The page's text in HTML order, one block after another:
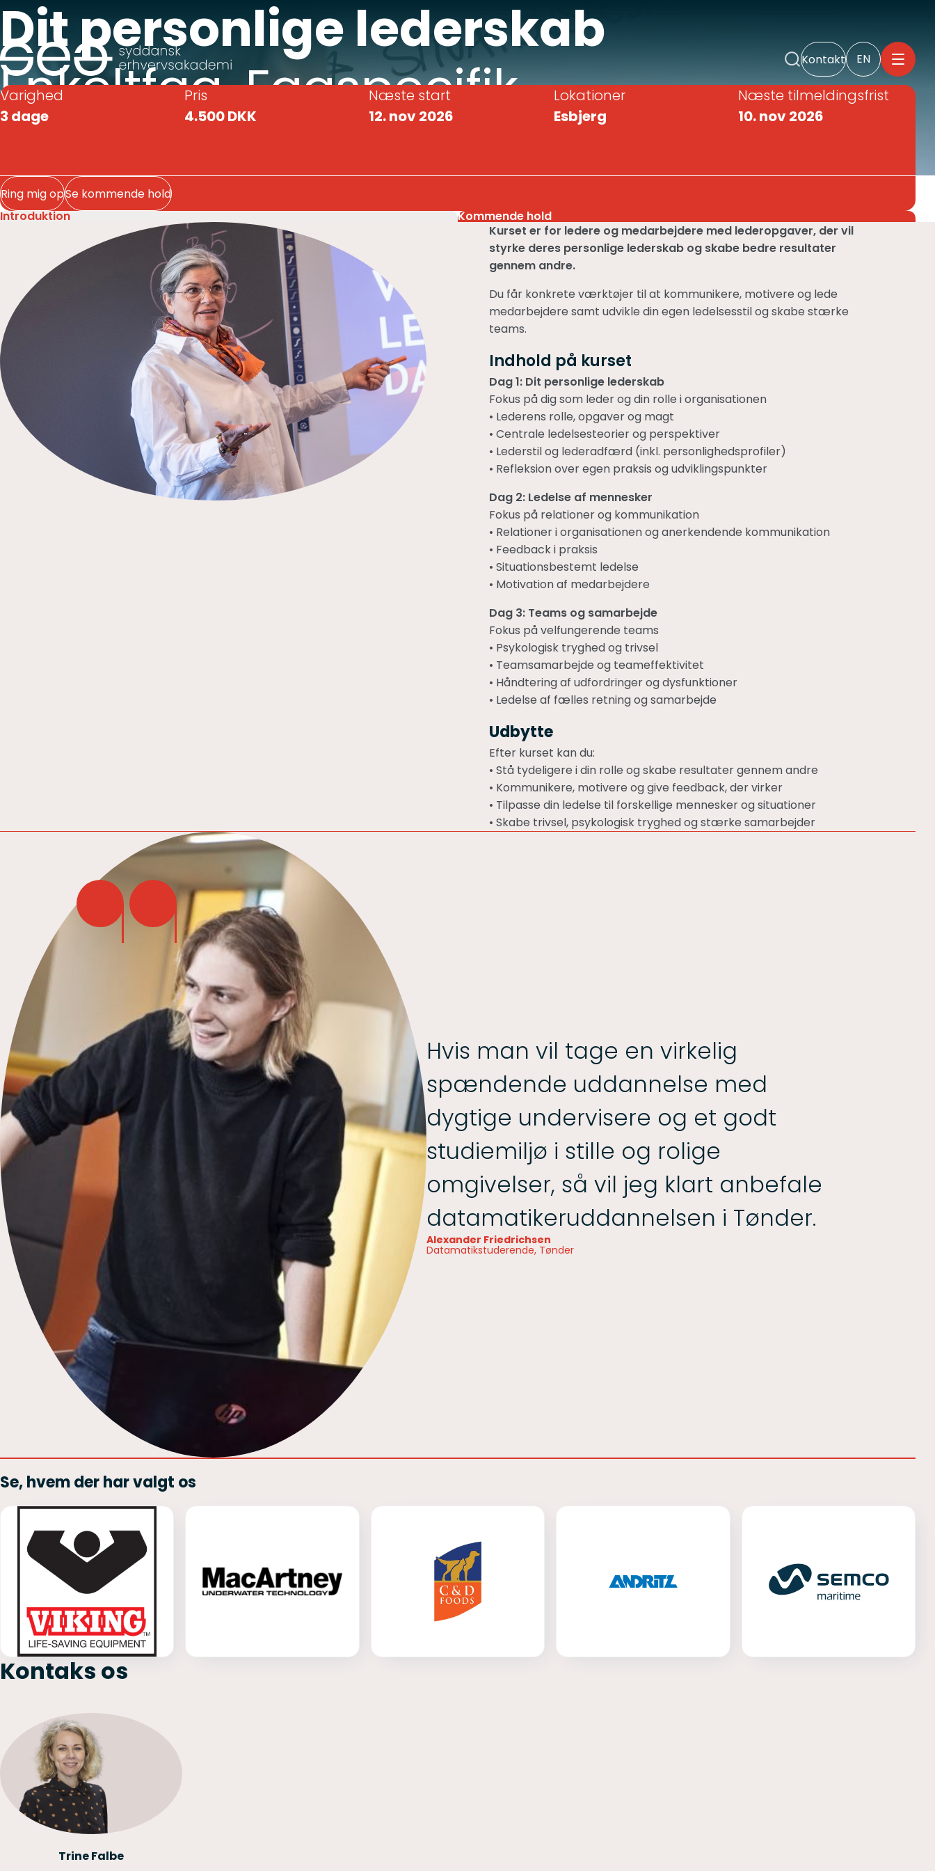
Kontakt EN
Dit personlige lederskab
Enkeltfag, Fagspecifik
kursusniveau
Varighed
3 dage
Pris
4.500 DKK
Næste start
12. nov 2026
Lokationer
Esbjerg
Næste tilmeldingsfrist
10. nov 2026
Ring mig opSe kommende hold
Introduktion
Kommende hold
Kurset er for ledere og medarbejdere med lederopgaver, der vil
styrke deres personlige lederskab og skabe bedre resultater
gennem andre.
Du får konkrete værktøjer til at kommunikere, motivere og lede
medarbejdere samt udvikle din egen ledelsesstil og skabe stærke
teams.
Indhold på kurset
Dag 1: Dit personlige lederskab
Fokus på dig som leder og din rolle i organisationen
• Lederens rolle, opgaver og magt
• Centrale ledelsesteorier og perspektiver
• Lederstil og lederadfærd (inkl. personlighedsprofiler)
• Refleksion over egen praksis og udviklingspunkter
Dag 2: Ledelse af mennesker
Fokus på relationer og kommunikation
• Relationer i organisationen og anerkendende kommunikation
• Feedback i praksis
• Situationsbestemt ledelse
• Motivation af medarbejdere
Dag 3: Teams og samarbejde
Fokus på velfungerende teams
• Psykologisk tryghed og trivsel
• Teamsamarbejde og teameffektivitet
• Håndtering af udfordringer og dysfunktioner
• Ledelse af fælles retning og samarbejde
Udbytte
Efter kurset kan du:
• Stå tydeligere i din rolle og skabe resultater gennem andre
• Kommunikere, motivere og give feedback, der virker
• Tilpasse din ledelse til forskellige mennesker og situationer
• Skabe trivsel, psykologisk tryghed og stærke samarbejder
Hvis man vil tage en virkelig
spændende uddannelse med
dygtige undervisere og et godt
studiemiljø i stille og rolige
omgivelser, så vil jeg klart anbefale
datamatikeruddannelsen i Tønder.
Alexander Friedrichsen
Datamatikstuderende, Tønder
Se, hvem der har valgt os
Kontaks os
Trine Falbe